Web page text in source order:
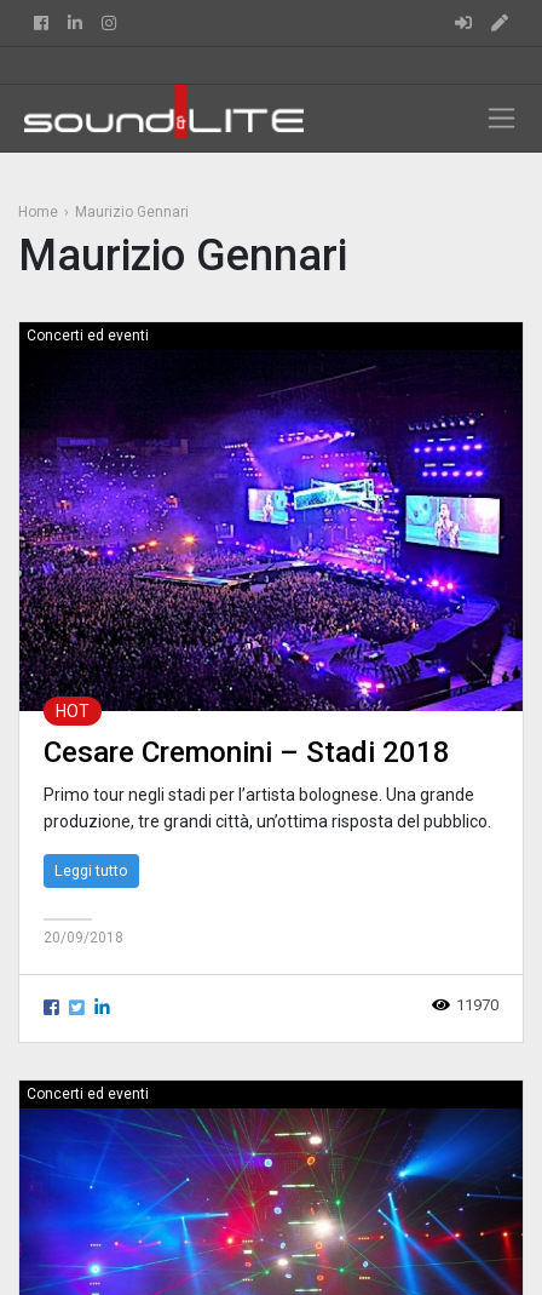
FacebookLinkedin
Home Maurizio Gennari
Maurizio Gennari
Concerti ed eventi
HOT
Cesare Cremonini – Stadi 2018
Primo tour negli stadi per l’artista bolognese. Una grande
produzione, tre grandi città, un’ottima risposta del pubblico.
Leggi tutto
20/09/2018
11970
Concerti ed eventi